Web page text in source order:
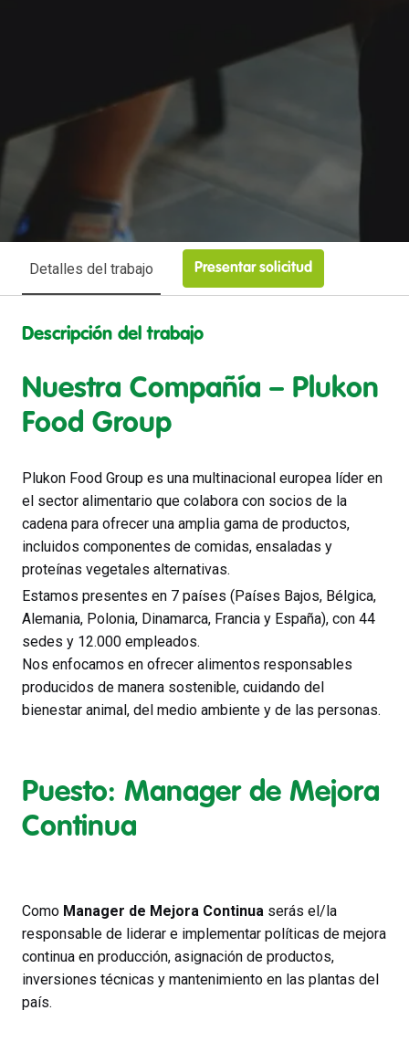
Detalles del trabajo Presentar solicitud
Descripción del trabajo
Nuestra Compañía – Plukon
Food Group
Plukon Food Group es una multinacional europea líder en
el sector alimentario que colabora con socios de la
cadena para ofrecer una amplia gama de productos,
incluidos componentes de comidas, ensaladas y
proteínas vegetales alternativas.
Estamos presentes en 7 países (Países Bajos, Bélgica,
Alemania, Polonia, Dinamarca, Francia y España), con 44
sedes y 12.000 empleados.
Nos enfocamos en ofrecer alimentos responsables
producidos de manera sostenible, cuidando del
bienestar animal, del medio ambiente y de las personas.
Puesto: Manager de Mejora
Continua
Como Manager de Mejora Continua serás el/la
responsable de liderar e implementar políticas de mejora
continua en producción, asignación de productos,
inversiones técnicas y mantenimiento en las plantas del
país.